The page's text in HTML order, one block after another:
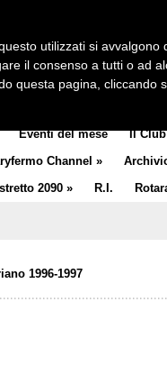
Eventi del mese Il Club
Channel »
2090 » R.I.
1996-1997
utilizzati si
il consenso a tutti o ad
questa pagina, cliccando